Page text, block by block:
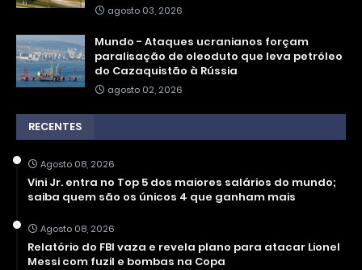
agosto 03, 2026
Mundo - Ataques ucranianos forçam
paralisação de oleoduto que leva petróleo
do Cazaquistão à Rússia
agosto 02, 2026
RECENTES
Agosto 08, 2026
Vini Jr. entra no Top 5 dos maiores salários do mundo;
saiba quem são os únicos 4 que ganham mais
Agosto 08, 2026
Relatório do FBI vaza e revela plano para atacar Lionel
Messi com fuzil e bombas na Copa